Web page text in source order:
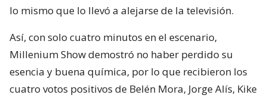
lo mismo que lo llevó a alejarse de la televisión.
Así, con solo cuatro minutos en el escenario,
Millenium Show demostró no haber perdido su
esencia y buena química, por lo que recibieron los
cuatro votos positivos de Belén Mora, Jorge Alís, Kike